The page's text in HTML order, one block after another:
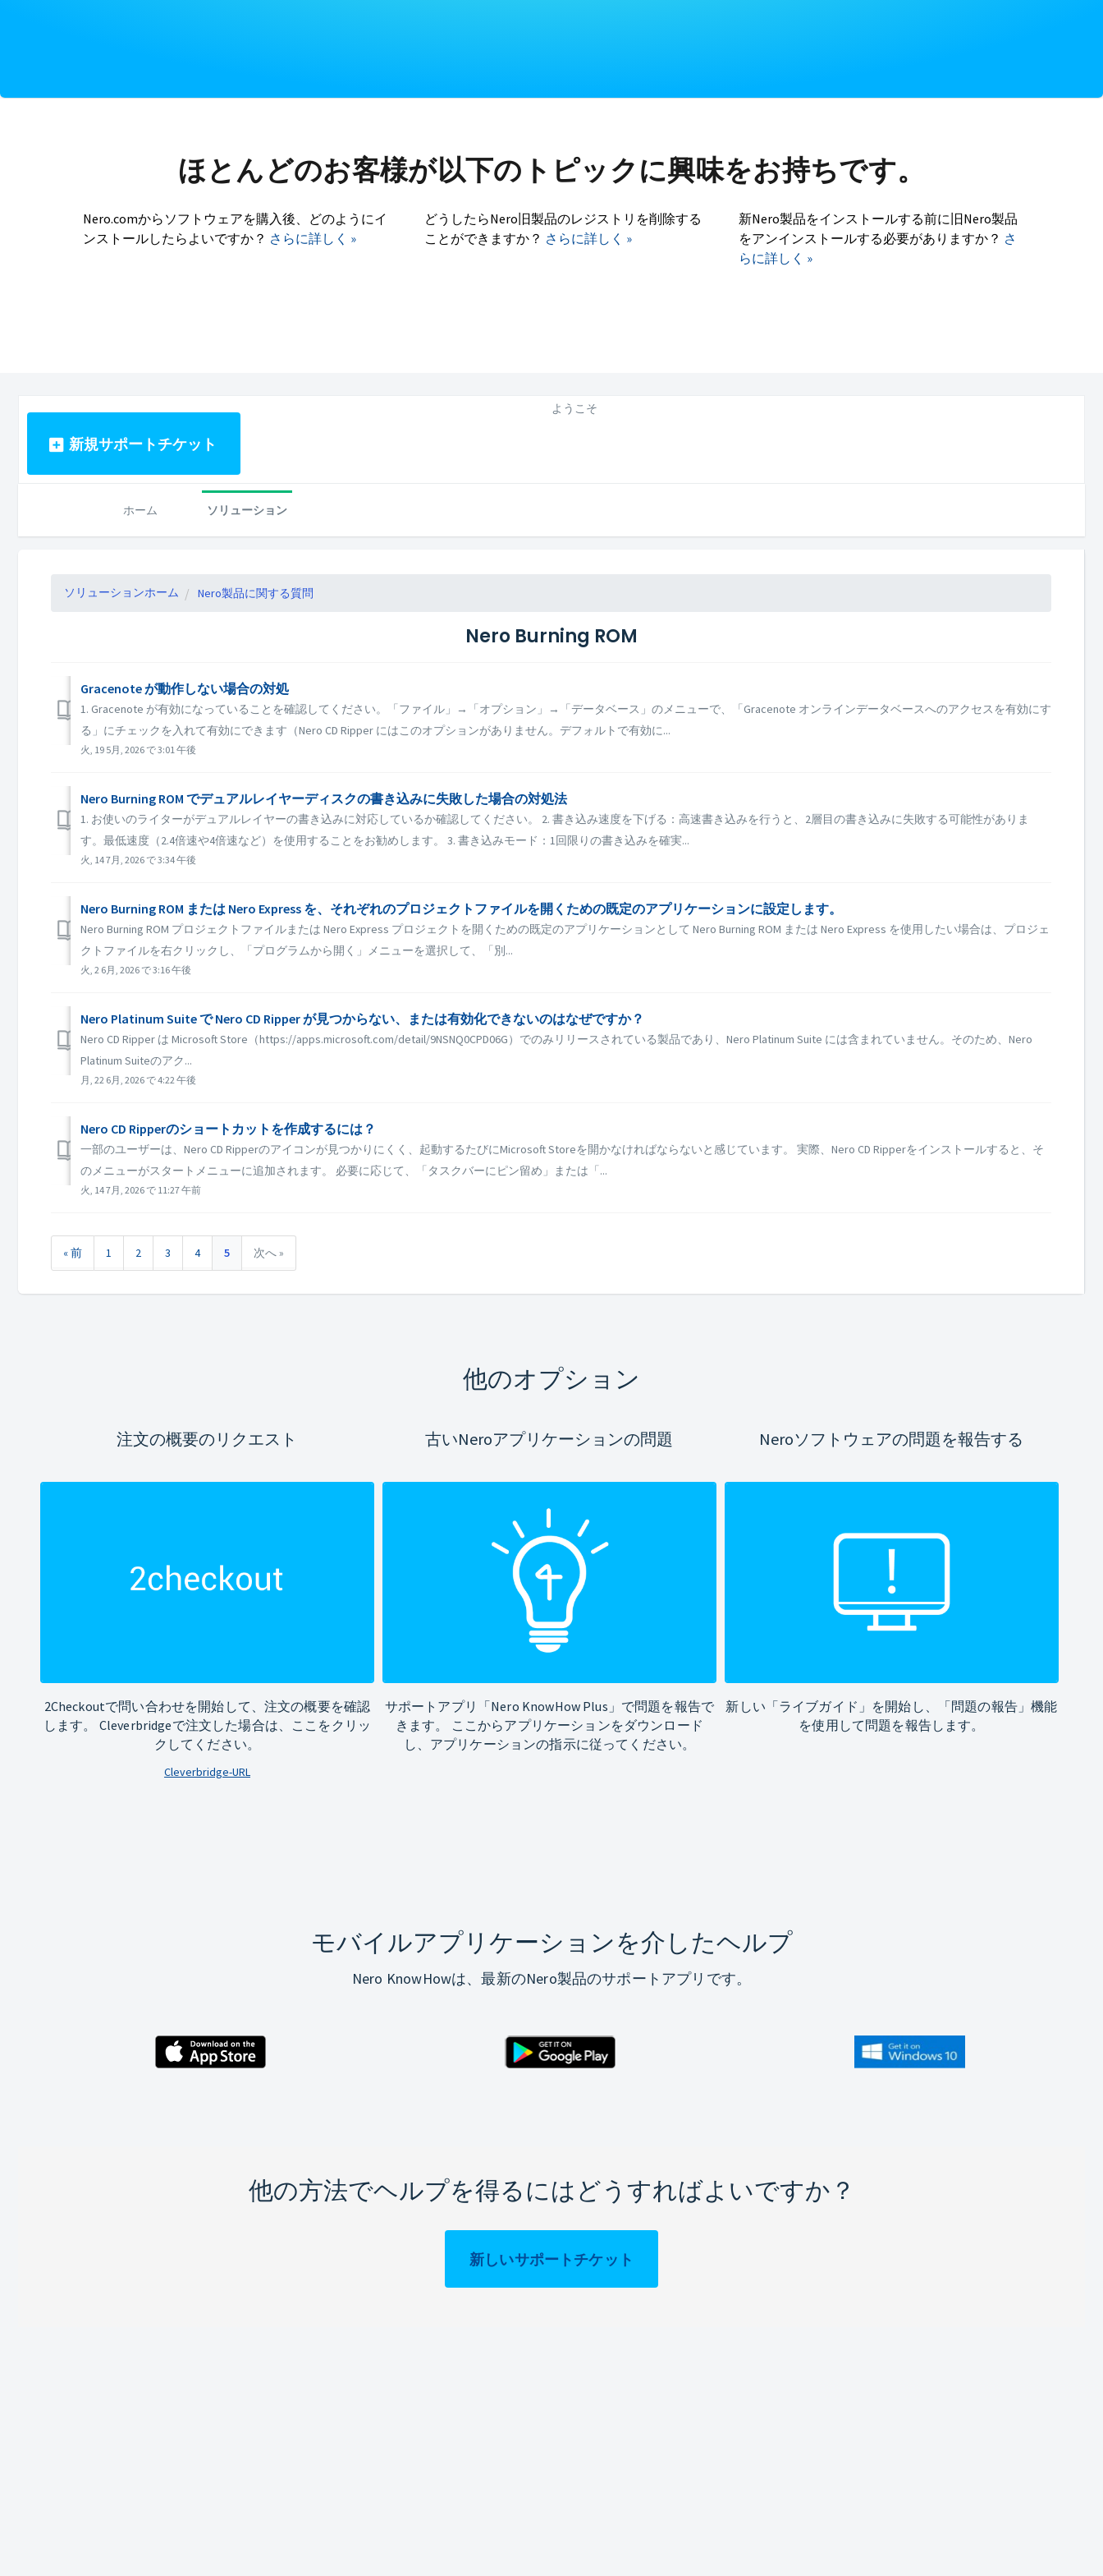
ほとんどのお客様が以下のトピックに興味をお持ちです。
Nero.comからソフトウェアを購入後、どのようにイ
ンストールしたらよいですか？ さらに詳しく »
どうしたらNero旧製品のレジストリを削除する
ことができますか？ さらに詳しく »
新Nero製品をインストールする前に旧Nero製品
をアンインストールする必要がありますか？ さ
らに詳しく »
新規サポートチケット
ようこそ
ホーム ソリューション
ソリューションホーム Nero製品に関する質問
Nero Burning ROM
Gracenote が動作しない場合の対処
1. Gracenote が有効になっていることを確認してください。「ファイル」→「オプション」→「データベース」のメニューで、「Gracenote オンラインデータベースへのアクセスを有効にす
る」にチェックを入れて有効にできます（Nero CD Ripper にはこのオプションがありません。デフォルトで有効に...
火, 19 5月, 2026 で 3:01 午後
Nero Burning ROM でデュアルレイヤーディスクの書き込みに失敗した場合の対処法
1. お使いのライターがデュアルレイヤーの書き込みに対応しているか確認してください。 2. 書き込み速度を下げる：高速書き込みを行うと、2層目の書き込みに失敗する可能性がありま
す。最低速度（2.4倍速や4倍速など）を使用することをお勧めします。 3. 書き込みモード：1回限りの書き込みを確実...
火, 14 7月, 2026 で 3:34 午後
Nero Burning ROM または Nero Express を、それぞれのプロジェクトファイルを開くための既定のアプリケーションに設定します。
Nero Burning ROM プロジェクトファイルまたは Nero Express プロジェクトを開くための既定のアプリケーションとして Nero Burning ROM または Nero Express を使用したい場合は、プロジェ
クトファイルを右クリックし、「プログラムから開く」メニューを選択して、「別...
火, 2 6月, 2026 で 3:16 午後
Nero Platinum Suite で Nero CD Ripper が見つからない、または有効化できないのはなぜですか？
Nero CD Ripper は Microsoft Store（https://apps.microsoft.com/detail/9NSNQ0CPD06G）でのみリリースされている製品であり、Nero Platinum Suite には含まれていません。そのため、Nero
Platinum Suiteのアク...
月, 22 6月, 2026 で 4:22 午後
Nero CD Ripperのショートカットを作成するには？
一部のユーザーは、Nero CD Ripperのアイコンが見つかりにくく、起動するたびにMicrosoft Storeを開かなければならないと感じています。 実際、Nero CD Ripperをインストールすると、そ
のメニューがスタートメニューに追加されます。 必要に応じて、「タスクバーにピン留め」または「...
火, 14 7月, 2026 で 11:27 午前
« 前 1 2 3 4 5 次へ »
他のオプション
注文の概要のリクエスト
2Checkoutで問い合わせを開始して、注文の概要を確認
します。 Cleverbridgeで注文した場合は、ここをクリッ
クしてください。
Cleverbridge-URL
古いNeroアプリケーションの問題
サポートアプリ「Nero KnowHow Plus」で問題を報告で
きます。 ここからアプリケーションをダウンロード
し、アプリケーションの指示に従ってください。
Neroソフトウェアの問題を報告する
新しい「ライブガイド」を開始し、「問題の報告」機能
を使用して問題を報告します。
モバイルアプリケーションを介したヘルプ
Nero KnowHowは、最新のNero製品のサポートアプリです。
他の方法でヘルプを得るにはどうすればよいですか？
新しいサポートチケット